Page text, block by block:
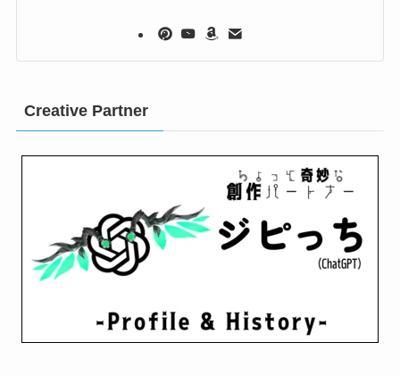
Creative Partner